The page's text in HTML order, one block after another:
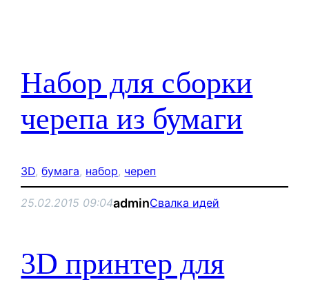
Набор для сборки
черепа из бумаги
3D, бумага, набор, череп
25.02.2015 09:04adminСвалка идей
3D принтер для